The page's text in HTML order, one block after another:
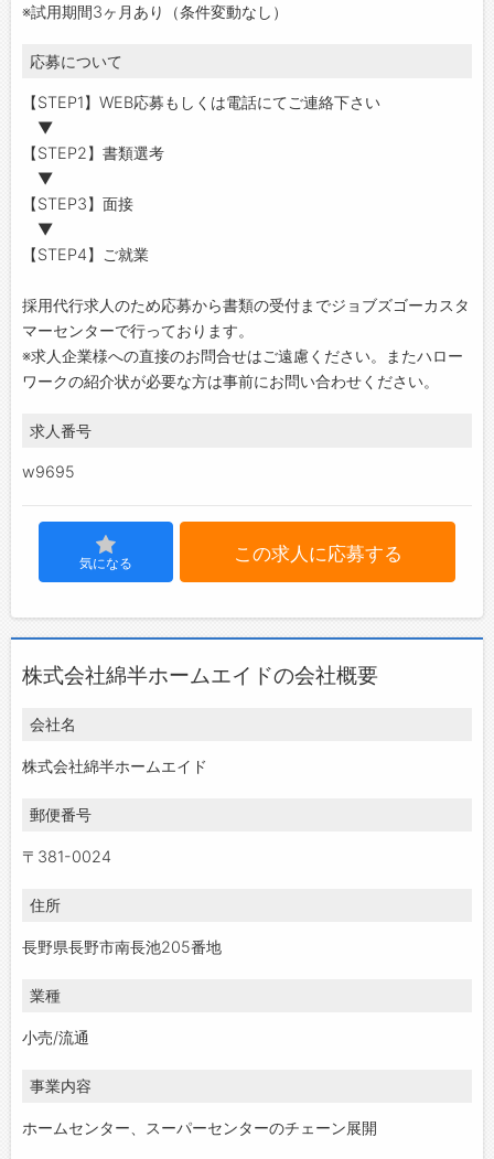
※試用期間3ヶ月あり（条件変動なし）
応募について
【STEP1】WEB応募もしくは電話にてご連絡下さい
▼
【STEP2】書類選考
▼
【STEP3】面接
▼
【STEP4】ご就業
採用代行求人のため応募から書類の受付までジョブズゴーカスタ
マーセンターで行っております。
※求人企業様への直接のお問合せはご遠慮ください。またハロー
ワークの紹介状が必要な方は事前にお問い合わせください。
求人番号
w9695
気になる この求人に応募する
株式会社綿半ホームエイドの会社概要
会社名
株式会社綿半ホームエイド
郵便番号
〒381-0024
住所
長野県長野市南長池205番地
業種
小売/流通
事業内容
ホームセンター、スーパーセンターのチェーン展開